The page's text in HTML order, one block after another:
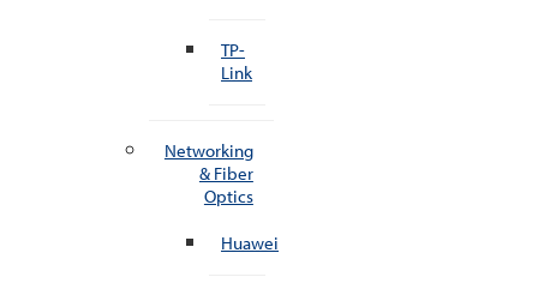
TP-
Link
Networking
& Fiber
Optics
Huawei